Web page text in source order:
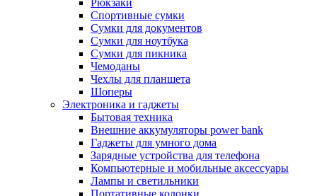
Рюкзаки
Спортивные сумки
Сумки для документов
Сумки для ноутбука
Сумки для пикника
Чемоданы
Чехлы для планшета
Шоперы
Электроника и гаджеты
Бытовая техника
Внешние аккумуляторы power bank
Гаджеты для умного дома
Зарядные устройства для телефона
Компьютерные и мобильные аксессуары
Лампы и светильники
Портативные колонки